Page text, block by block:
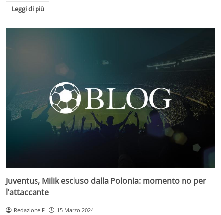
Leggi di più
Juventus, Milik escluso dalla Polonia: momento no per
l’attaccante
Redazione F 15 Marzo 2024